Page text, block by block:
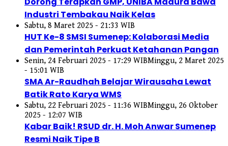
Industri Tembakau Naik Kelas
Sabtu, 8 Maret 2025 - 21:33 WIB
HUT Ke-8 SMSI Sumenep: Kolaborasi Media
dan Pemerintah Perkuat Ketahanan Pangan
Senin, 24 Februari 2025 - 17:29 WIBMinggu, 2 Maret 2025
- 15:01 WIB
SMA Ar-Raudhah Belajar Wirausaha Lewat
Batik Rato Karya WMS
Sabtu, 22 Februari 2025 - 11:36 WIBMinggu, 26 Oktober
2025 - 12:07 WIB
Kabar Baik! RSUD dr. H. Moh Anwar Sumenep
Resmi Naik Tipe B